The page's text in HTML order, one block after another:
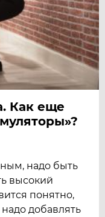
Как еще
надо быть
высокий
понятно,
добавлять